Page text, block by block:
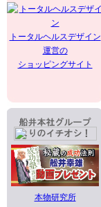
トータルヘルスデザイン
運営の
ショッピングサイト
本物研究所